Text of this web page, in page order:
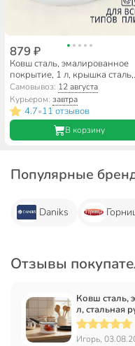
879 ₽
Ковш сталь, эмалированное
покрытие, 1 л, крышка сталь,
стальная ручка, индукция,
Керченский
завод, Черешенка, 90204-
072/4, белый
Самовывоз: 12 августа
Курьером:завтра
4.7•11 отзывов
В корзину
Популярные
Daniks
Отзывы
Ковш сталь,
л, стальная
ассортименте
Игорь,